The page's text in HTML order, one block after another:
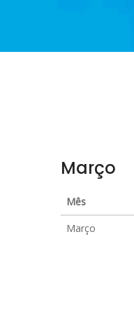
Março
Mês
Março